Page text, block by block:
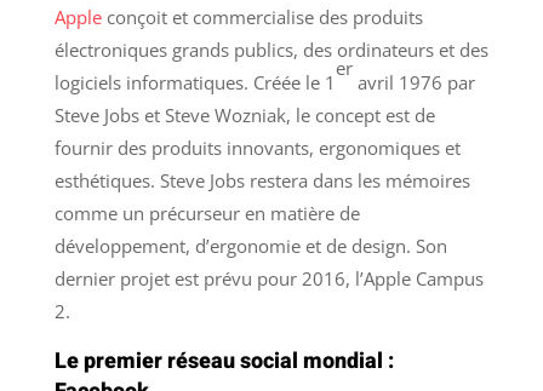
Appleconçoit et commercialise des produits
électroniques grands publics, des ordinateurs et des
logiciels informatiques. Créée le 1
er
avril 1976 par
Steve Jobs et Steve Wozniak, le concept est de
fournir des produits innovants, ergonomiques et
esthétiques. Steve Jobs restera dans les mémoires
comme un précurseur en matière de
développement, d’ergonomie et de design. Son
dernier projet est prévu pour 2016, l’Apple Campus
2.
Le premier réseau social mondial :